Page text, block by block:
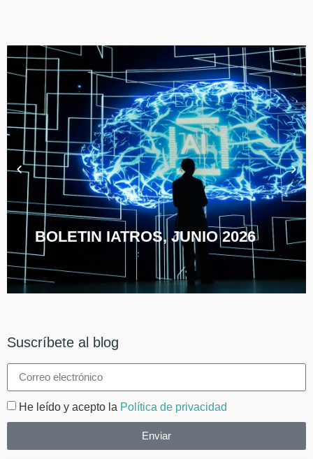
BOLETIN IATROS, JUNIO 2026
Suscríbete al blog
He leído y acepto la Política de privacidad
Enviar